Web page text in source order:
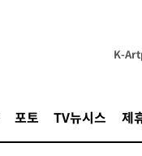
K-
포토 TV뉴시스 제